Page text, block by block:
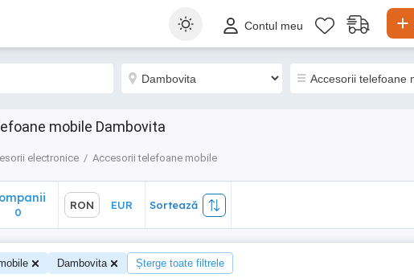
Contul meu
mobile Dambovita
electronice Accesorii telefoane mobile
Sortează
0
RON EUR Sortează
Dambovita Șterge toate filtrele